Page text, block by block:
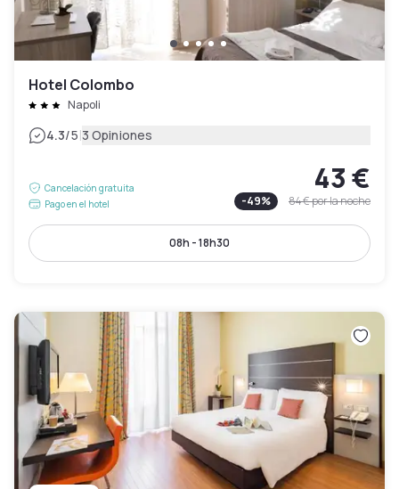
Hotel Colombo
Napoli
4.3/5|3 Opiniones
Cancelación gratuita
Pago en el hotel
43 €
-49% 84 €por la noche
08h - 18h30